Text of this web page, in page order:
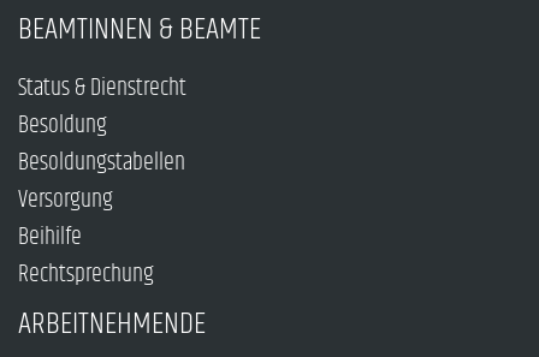
BEAMTINNEN & BEAMTE
Status & Dienstrecht
Besoldung
Besoldungstabellen
Versorgung
Beihilfe
Rechtsprechung
ARBEITNEHMENDE